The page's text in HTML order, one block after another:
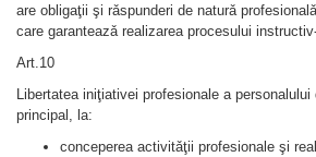
are obligaţii şi rǎspunderi de naturǎ
care garanteazǎ realizarea procesului
Art.10
Libertatea iniţiativei profesionale a
principal, la:
conceperea activitǎţii profesionale şi